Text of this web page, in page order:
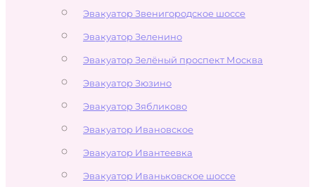
Эвакуатор Звенигородское шоссе
Эвакуатор Зеленино
Эвакуатор Зелёный проспект Москва
Эвакуатор Зюзино
Эвакуатор Зябликово
Эвакуатор Ивановское
Эвакуатор Ивантеевка
Эвакуатор Иваньковское шоссе